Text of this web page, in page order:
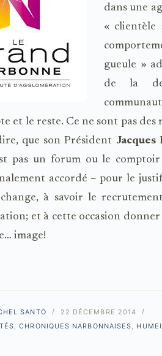
dans une
« clientèle
gueule »
de la
et le reste. Ce ne sont pas
que son Président Jacques
pas un forum ou le
accordé – pour le
à savoir le
et à cette occasion
image!
SANTO
22 DÉCEMBRE 2014
,CHRONIQUES NARBONNAISES,